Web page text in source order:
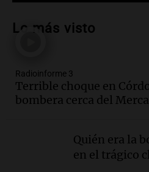
en Córdoba
Audio.Día
mitos, secretos y el
cerveza artesanal
Tucumán
financiero precario
Lo más visto
Radioinforme 3
Terrible choque en
bombera cerca del
Quién era la
en el trágico